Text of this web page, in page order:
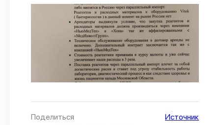
Поделиться Источник